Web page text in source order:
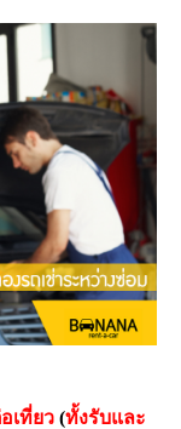
เที่ยว (ทั้งรับและ